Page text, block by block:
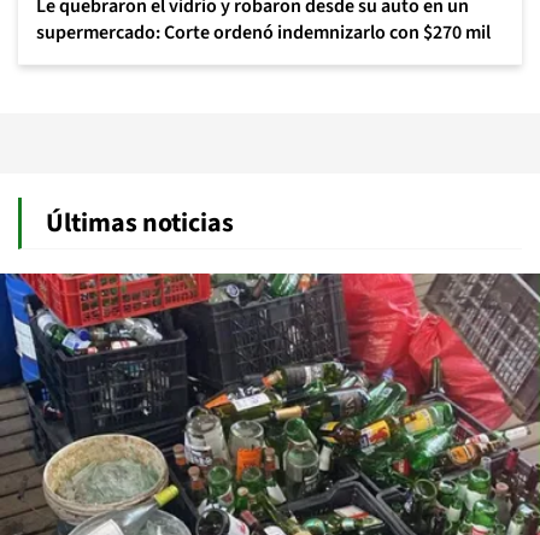
Le quebraron el vidrio y robaron desde su auto en un
supermercado: Corte ordenó indemnizarlo con $270 mil
Últimas noticias